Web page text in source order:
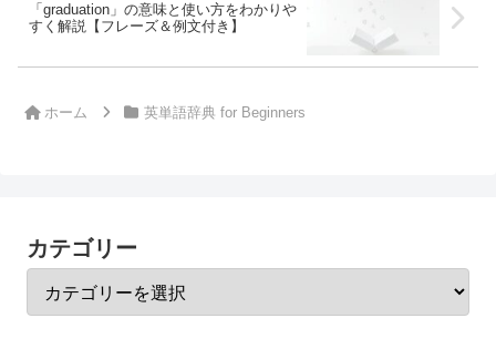
「graduation」の意味と使い方をわかりや
すく解説【フレーズ＆例文付き】
ホーム 英単語辞典 for Beginners
カテゴリー